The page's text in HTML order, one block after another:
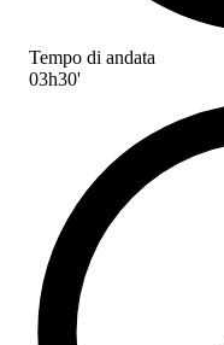
Tempo di andata
03h30'